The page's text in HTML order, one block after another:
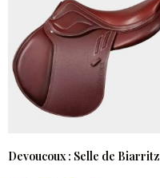
Devoucoux : Selle de Biarritz